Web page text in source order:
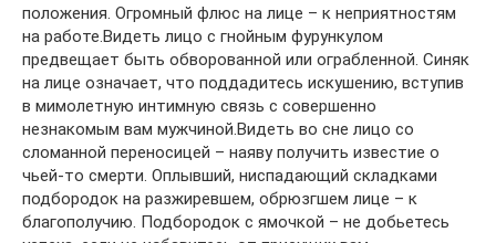
положения. Огромный флюс на лице – к неприятностям
на работе.Видеть лицо с гнойным фурункулом
предвещает быть обворованной или ограбленной. Синяк
на лице означает, что поддадитесь искушению, вступив
в мимолетную интимную связь с совершенно
незнакомым вам мужчиной.Видеть во сне лицо со
сломанной переносицей – наяву получить известие о
чьей-то смерти. Оплывший, ниспадающий складками
подбородок на разжиревшем, обрюзгшем лице – к
благополучию. Подбородок с ямочкой – не добьетесь